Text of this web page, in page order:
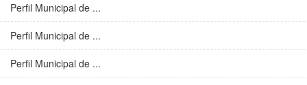
Perfil Municipal de ...
Perfil Municipal de ...
Perfil Municipal de ...